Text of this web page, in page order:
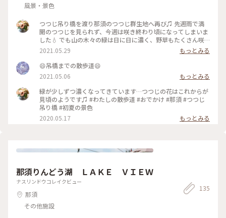
風景・景色
つつじ吊り橋を渡り那須のつつじ群生地へ再び♫ 先週雨で満
開のつつじを見られず、今週は咲き終わり頃になってしまいま
した💧 でも山の木々の緑は日に日に濃く、野草もたくさん咲
いていました♫ サラサドウダンが可愛らしく咲いてました✨
2021.05.29
もっとみる
😄吊橋までの散歩道😄
2021.05.06
もっとみる
緑が少しずつ濃くなってきています…つつじの花はこれからが
見頃のようです♫ #わたしの散歩道 #おでかけ #那須 #つつじ
吊り橋 #初夏の景色
2020.05.17
もっとみる
那須りんどう湖 ＬＡＫＥ ＶＩＥＷ
ナスリンドウコレイクビュー
那須
その他施設
135